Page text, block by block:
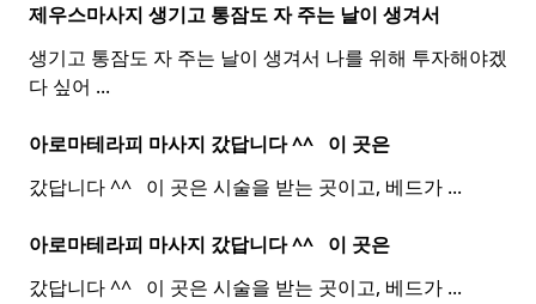
제우스마사지 생기고 통잠도 자 주는 날이 생겨서
생기고 통잠도 자 주는 날이 생겨서 나를 위해 투자해야겠
다 싶어 ...
아로마테라피 마사지 갔답니다 ^^ ​ ​ 이 곳은
갔답니다 ^^ ​ ​ 이 곳은 시술을 받는 곳이고, 베드가 ...
아로마테라피 마사지 갔답니다 ^^ ​ ​ 이 곳은
갔답니다 ^^ ​ ​ 이 곳은 시술을 받는 곳이고, 베드가 ...